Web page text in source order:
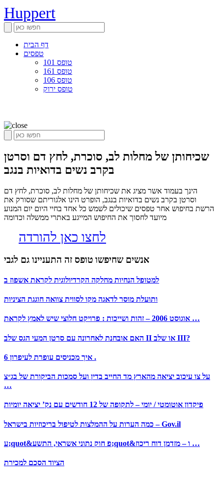
Huppert
דף הבית
טפסים
טופס 101
טופס 161
טופס 106
טופס ירוק
שכיחותן של מחלות לב, סוכרת, לחץ דם וסרטן
בקרב נשים בדואיות בנגב
הינך בעמוד אשר מציג את שכיחותן של מחלות לב, סוכרת, לחץ דם
וסרטן בקרב נשים בדואיות בנגב, הופרט הינו אלגוריתם שסורק את
הרשת בחיפוש אחר טפסים שיכולים לשמש כל אחד בחיי היום יום המנוע
מיועד לחסוך את החיפוש המייגע באתרי ממשלה וכדומה
לחצו כאן להורדה
אנשים שחיפשו טופס זה התעניינו גם לגבי
למטופל הנחיות מחלקה הקרדיולוגית לקראת אשפוז ב
ותועלת מוסר לדאגה מקו לסווית צוואה חוגגת הציניות
אוגוסט 2006 – זהות ושייכות : פרויקט חלוצי שיש לאמץ לקראת …
האם אובחנת לאחרונה עם סרטן המעי הגס שלב II או שלב III?
איך מכניסים עופרת לעיפרון 6 .
על צו עיכוב יציאה מהארץ מד החייב בדין ועל סמכות הביקורת של בג״צ
…
פיקדון אוטומטי / יומי – לתקופה של 12 חודשים עם נק’ יציאה יומיות
כמה הערות על ההמלצות לטיפול בריכוזיות בישראל – Gov.il
ע;quot&פ חוק נתוני אשראי, התשע;quot&ו – מזדמן דוח ריכוז …
הציוד הסכם למכירת